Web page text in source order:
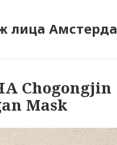
лица
Chogongjin
Mask